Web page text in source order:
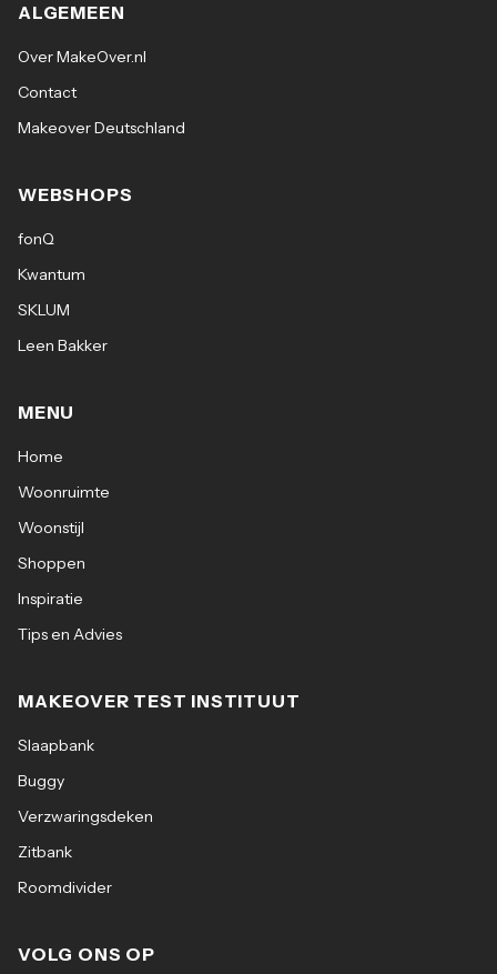
ALGEMEEN
Over MakeOver.nl
Contact
Makeover Deutschland
WEBSHOPS
fonQ
Kwantum
SKLUM
Leen Bakker
MENU
Home
Woonruimte
Woonstijl
Shoppen
Inspiratie
Tips en Advies
MAKEOVER TEST INSTITUUT
Slaapbank
Buggy
Verzwaringsdeken
Zitbank
Roomdivider
VOLG ONS OP